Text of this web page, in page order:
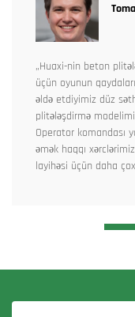
„Huaxi-nin beton
üçün oyunun
əldə etdiyimiz düz
plitələşdirmə
Operator komandası
əmək haqqı
layihəsi üçün daha